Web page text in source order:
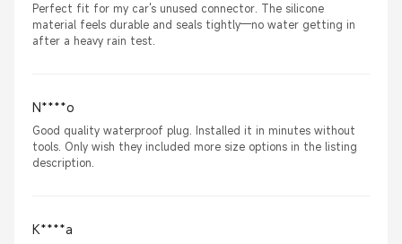
Perfect fit for my car's unused connector. The silicone
material feels durable and seals tightly—no water getting in
after a heavy rain test.
N****o
Good quality waterproof plug. Installed it in minutes without
tools. Only wish they included more size options in the listing
description.
K****a